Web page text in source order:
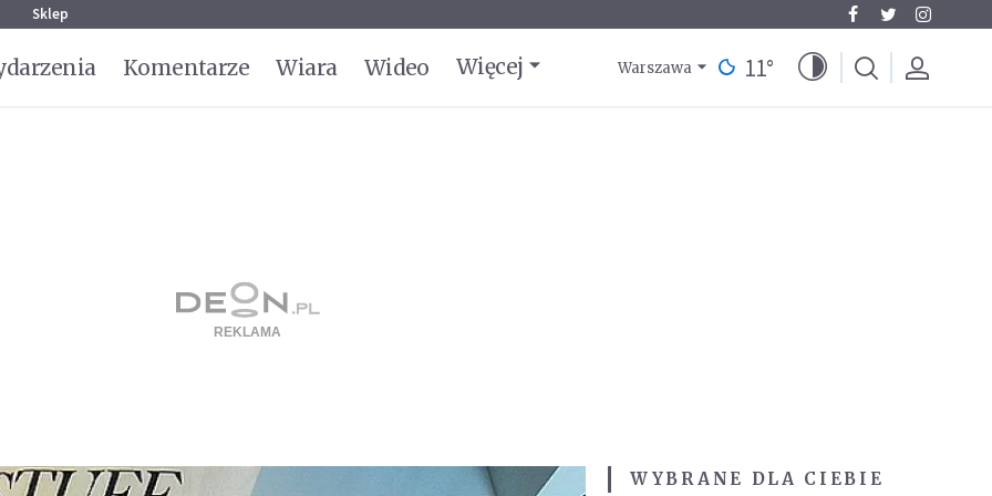
Sklep
Komentarze Wiara Wideo Więcej Warszawa 11°
WYBRANE DLA CIEBIE